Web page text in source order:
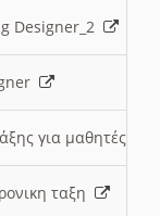
Designer_2
για μαθητές
ταξη